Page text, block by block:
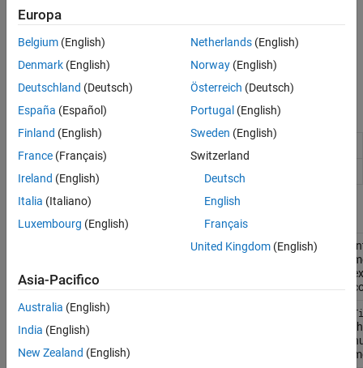
prestazioni come test di regressione standard per garantire che le
modifiche al codice non interrompano i test sulle prestazioni.
Per iniziare, vedere Overview of Performance Testing Framework
Funzioni
testsuite
Classi
matlab.perftest.TimeExperiment
matlab.perftest.FixedTimeExperiment
Europa
Belgium (English)
Denmark (English)
Deutschland (Deutsch)
España (Español)
Finland (English)
France (Français)
Ireland (English)
Italia (Italiano)
Luxembourg (English)
Netherlands(English)
Norway(English)
Österreich (Deutsch)
Portugal (English)
Sweden (English)
Switzerland
Deutsch
English
Français
United Kingdom(English)
Asia-Pacifico
Australia (English)
India (English)
New Zealand (English)